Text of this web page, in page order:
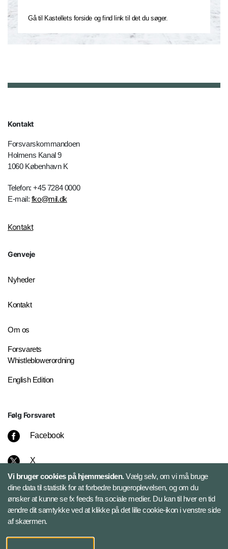
Gå til Kastellets forside og find link til det du søger.
Kontakt
Forsvarskommandoen
Holmens Kanal 9
1060 København K
Telefon: +45 7284 0000
E-mail: fko@mil.dk
Kontakt
Genveje
Nyheder
Kontakt
Om os
Forsvarets
Whistleblowerordning
English Edition
Følg Forsvaret
Facebook
X
Instagram
Bluesky
LinkedIn
Vi bruger cookies på hjemmesiden.Vælg selv, om vi må bruge
dine data til statistik for at forbedre brugeroplevelsen, og om du
ønsker at kunne se fx feeds fra sociale medier. Du kan til hver en tid
ændre dit samtykke ved at klikke på det lille cookie-ikon i venstre side
af skærmen.